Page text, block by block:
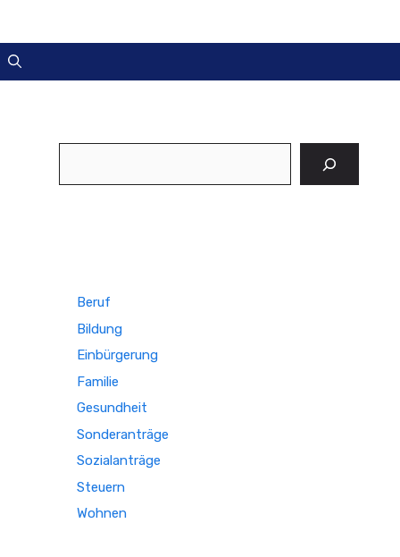
Beruf
Bildung
Einbürgerung
Familie
Gesundheit
Sonderanträge
Sozialanträge
Steuern
Wohnen